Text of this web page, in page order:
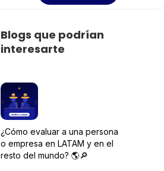
Blogs que podrían
interesarte
¿Cómo evaluar a una persona
o empresa en LATAM y en el
resto del mundo? 🌎🔎